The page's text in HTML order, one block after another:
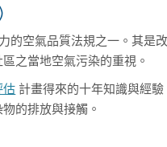
的空氣品質法規之一。其是
之當地空氣污染的重視。
估 計畫得來的十年知識與經
的排放與接觸。